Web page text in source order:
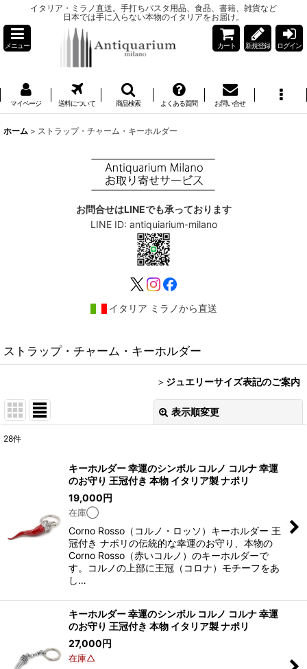
イタリア・ミラノ直送。手打ちパスタ用品、食品、書籍、雑貨など
日本では手に入らない本物のイタリアをお届け。
メニュー カート 新規登録 ログイン
マイページ 送料について 商品検索 よくある質問 お問い合せ
ホーム > ストラップ・チャーム・キーホルダー
お問合せはLINEでも承っております
LINE ID: antiquiarium-milano
イタリア ミラノから直送
ストラップ・チャーム・キーホルダー
＞ ジュエリーサイズ表記のご案内
表示順変更
:
絞り込む
28件
キーホルダー 幸運のシンボル コルノ コルナ 幸運
のお守り 王冠付き 本物 イタリア製 ナポリ
19,000円
在庫◯
Corno Rosso（コルノ・ロッソ）キーホルダー 王
冠付き ナポリの伝統的な幸運のお守り、本物の
Corno Rosso（赤いコルノ）のキーホルダーで
す。コルノの上部に王冠（コロナ）モチーフをあ
し…
キーホルダー 幸運のシンボル コルノ コルナ 幸運
のお守り 王冠付き 本物 イタリア製 ナポリ
27,000円
在庫△